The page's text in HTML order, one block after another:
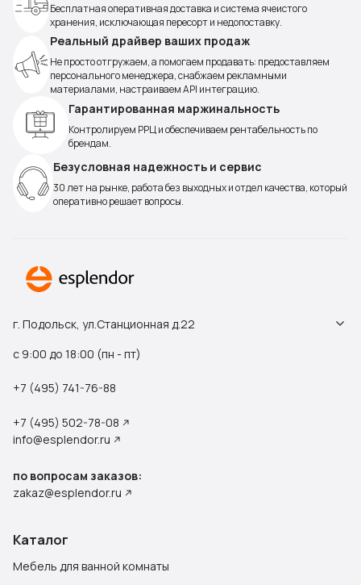
Бесплатная оперативная доставка и система ячеистого
хранения, исключающая пересорт и недопоставку.
Реальный драйвер ваших продаж
Не просто отгружаем, а помогаем продавать: предоставляем
персонального менеджера, снабжаем рекламными
материалами, настраиваем API интеграцию.
Гарантированная маржинальность
Контролируем РРЦ и обеспечиваем рентабельность по
брендам.
Безусловная надежность и сервис
30 лет на рынке, работа без выходных и отдел качества, который
оперативно решает вопросы.
г. Подольск, ул.Станционная д.22
с 9:00 до 18:00 (пн - пт)
+7 (495) 741-76-88
+7 (495) 502-78-08
info@esplendor.ru
по вопросам заказов:
zakaz@esplendor.ru
Каталог
Мебель для ванной комнаты